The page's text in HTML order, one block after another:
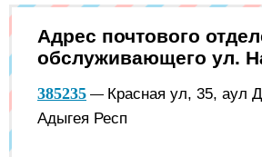
Адрес почтового
обслуживающего ул.
385235 — Красная ул, 35, аул
Адыгея Респ